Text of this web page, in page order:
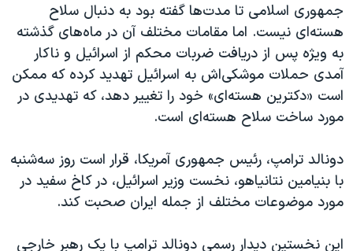
جمهوری اسلامی تا مدت‌ها گفته بود به دنبال سلاح
هسته‌ای نیست. اما مقامات مختلف آن در ماه‌های گذشته
به ویژه پس از دریافت ضربات محکم از اسرائيل و ناکار
آمدی حملات موشکی‌اش به اسرائيل تهدید کرده‌ که ممکن
است «دکترین هسته‌ای» خود را تغییر دهد، که تهدیدی در
مورد ساخت سلاح هسته‌ای است.
دونالد ترامپ، رئیس جمهوری آمریکا، قرار است روز سه‌شنبه
با بنیامین نتانیاهو، نخست وزیر اسرائيل، در کاخ سفید در
مورد موضوعات مختلف از جمله ایران صحبت کند.
این نخستین دیدار رسمی دونالد ترامپ با یک رهبر خارجی